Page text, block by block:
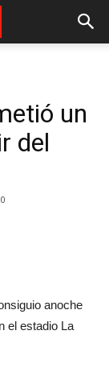
un
del
0
anoche
el estadio La